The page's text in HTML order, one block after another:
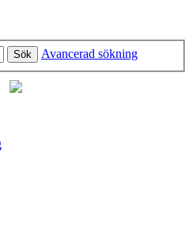
Sök Avancerad sökning